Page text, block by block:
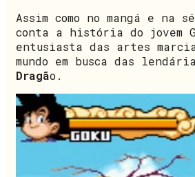
Assim como no mangá e na
conta a história do jovem
entusiasta das artes
mundo em busca das
Dragão.